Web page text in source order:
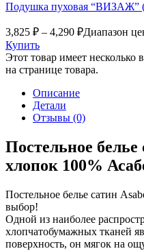
Подушка пуховая “ВИЗАЖ”
3,825 ₽ – 4,290 ₽Диапазон
Купить
Этот товар имеет
на странице товара.
Описание
Детали
Отзывы (0)
Постельное белье
хлопок 100%
Постельное белье сатин
выбор!
Одной из наиболее
хлопчатобумажных тканей
поверхность, он мягок на